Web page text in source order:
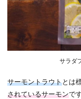
サラダ
サーモントラウトとは
されているサーモンで